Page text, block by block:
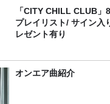
「CITY CHILL CLUB」
プレイリスト/ サイン入
レゼント有り
オンエア曲紹介